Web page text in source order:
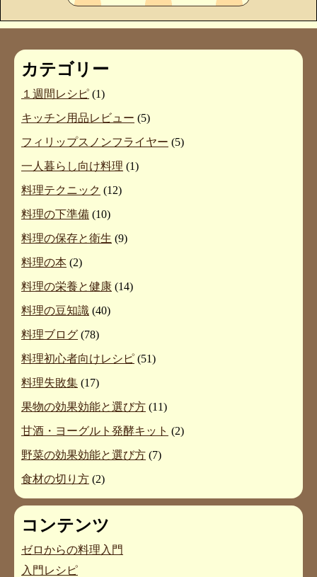
カテゴリー
１週間レシピ (1)
キッチン用品レビュー (5)
フィリップスノンフライヤー (5)
一人暮らし向け料理 (1)
料理テクニック (12)
料理の下準備 (10)
料理の保存と衛生 (9)
料理の本 (2)
料理の栄養と健康 (14)
料理の豆知識 (40)
料理ブログ (78)
料理初心者向けレシピ (51)
料理失敗集 (17)
果物の効果効能と選び方 (11)
甘酒・ヨーグルト発酵キット (2)
野菜の効果効能と選び方 (7)
食材の切り方 (2)
コンテンツ
ゼロからの料理入門
入門レシピ